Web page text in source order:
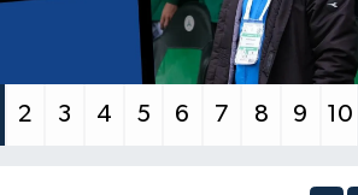
2 3 4 5 6 7 8 9 10